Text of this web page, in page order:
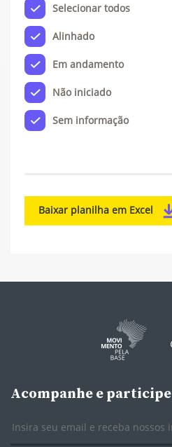
Selecionar todos
Alinhado
Em andamento
Não iniciado
Sem informação
Baixar planilha em Excel
Acompanhe e participe